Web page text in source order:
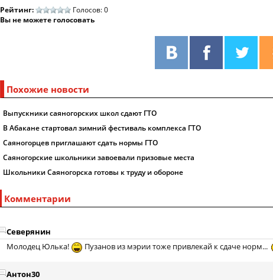
Рейтинг:
Голосов: 0
Вы не можете голосовать
Похожие новости
Выпускники саяногорских школ сдают ГТО
В Абакане стартовал зимний фестиваль комплекса ГТО
Саяногорцев приглашают сдать нормы ГТО
Саяногорские школьники завоевали призовые места
Школьники Саяногорска готовы к труду и обороне
Комментарии
Северянин
Молодец Юлька!
Пузанов из мэрии тоже привлекай к сдаче норм...
Антон30